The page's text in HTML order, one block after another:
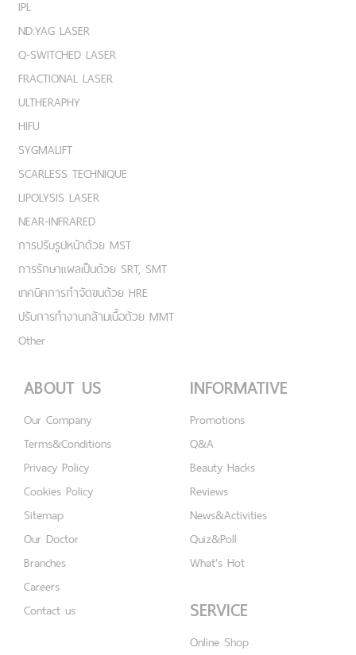
IPL
ND:YAG LASER
Q-SWITCHED LASER
FRACTIONAL LASER
ULTHERAPHY
HIFU
SYGMALIFT
SCARLESS TECHNIQUE
LIPOLYSIS LASER
NEAR-INFRARED
การปรับรูปหน้าด้วย MST
การรักษาแผลเป็นด้วย SRT, SMT
เทคนิคการกำจัดขนด้วย HRE
ปรับการทำงานกล้ามเนื้อด้วย MMT
Other
ABOUT US
Our Company
Terms&Conditions
Privacy Policy
Cookies Policy
Sitemap
Our Doctor
Branches
Careers
Contact us
INFORMATIVE
Promotions
Q&A
Beauty Hacks
Reviews
News&Activities
Quiz&Poll
What's Hot
SERVICE
Online Shop